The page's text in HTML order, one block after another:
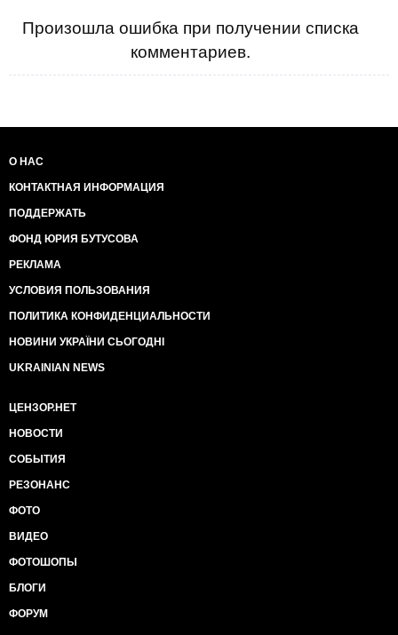
Произошла ошибка при получении списка
комментариев.
О НАС
КОНТАКТНАЯ ИНФОРМАЦИЯ
ПОДДЕРЖАТЬ
ФОНД ЮРИЯ БУТУСОВА
РЕКЛАМА
УСЛОВИЯ ПОЛЬЗОВАНИЯ
ПОЛИТИКА КОНФИДЕНЦИАЛЬНОСТИ
НОВИНИ УКРАЇНИ СЬОГОДНІ
UKRAINIAN NEWS
ЦЕНЗОР.НЕТ
НОВОСТИ
СОБЫТИЯ
РЕЗОНАНС
ФОТО
ВИДЕО
ФОТОШОПЫ
БЛОГИ
ФОРУМ